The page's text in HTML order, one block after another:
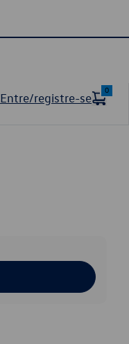
Entre/registre-se
0